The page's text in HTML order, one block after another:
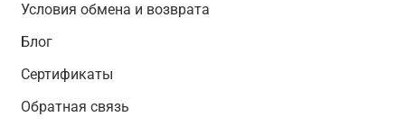
Условия обмена и возврата
Блог
Сертификаты
Обратная связь